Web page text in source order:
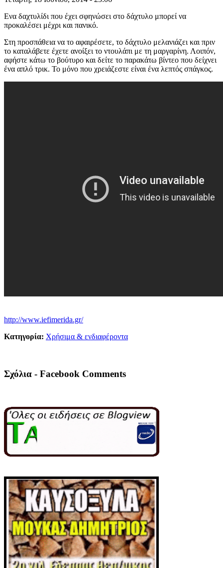
Ενα δαχτυλίδι που έχει σφηνώσει στο δάχτυλο μπορεί να
προκαλέσει μέχρι και πανικό.
Στη προσπάθεια να το αφαιρέσετε, το δάχτυλο μελανιάζει και πριν
το καταλάβετε έχετε ανοίξει το ντουλάπι με τη μαργαρίνη. Λοιπόν,
αφήστε κάτω το βούτυρο και δείτε το παρακάτω βίντεο που δείχνει
ένα απλό τρικ. Το μόνο που χρειάζεστε είναι ένα λεπτός σπάγκος.
http://www.iefimerida.gr/
Κατηγορία: Χρήσιμα & ενδιαφέροντα
Σχόλια - Facebook Comments